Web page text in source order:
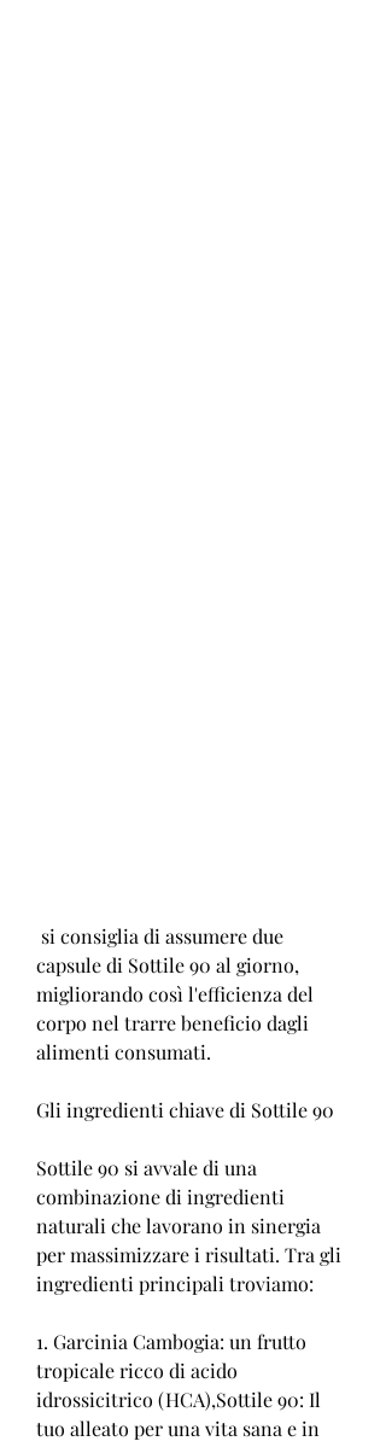
capsule di Sottile 90 al giorno,
migliorando così l'efficienza del
corpo nel trarre beneficio dagli
alimenti consumati.
Gli ingredienti chiave di Sottile 90
Sottile 90 si avvale di una
combinazione di ingredienti
naturali che lavorano in sinergia
per massimizzare i risultati. Tra gli
ingredienti principali troviamo:
1. Garcinia Cambogia: un frutto
tropicale ricco di acido
idrossicitrico (HCA),Sottile 90: Il
tuo alleato per una vita sana e in